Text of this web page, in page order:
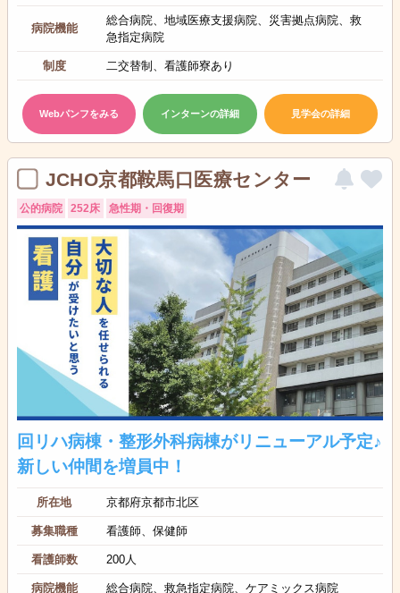
病院機能
総合病院、地域医療支援病院、災害拠点病院、救
急指定病院
制度 二交替制、看護師寮あり
Webパンフをみる インターンの詳細 見学会の詳細
JCHO京都鞍馬口医療センター
公的病院 252床 急性期・回復期
回リハ病棟・整形外科病棟がリニューアル予定♪
新しい仲間を増員中！
所在地 京都府京都市北区
募集職種 看護師、保健師
看護師数 200人
病院機能 総合病院、救急指定病院、ケアミックス病院